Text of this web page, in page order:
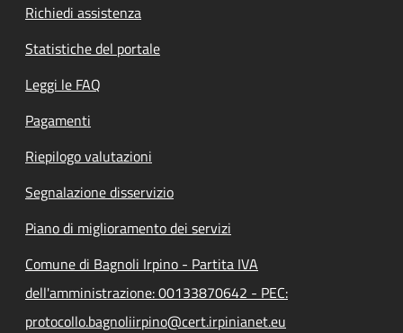
Richiedi assistenza
Statistiche del portale
Leggi le FAQ
Pagamenti
Riepilogo valutazioni
Segnalazione disservizio
Piano di miglioramento dei servizi
Comune di Bagnoli Irpino - Partita IVA
dell'amministrazione: 00133870642 - PEC:
protocollo.bagnoliirpino@cert.irpinianet.eu